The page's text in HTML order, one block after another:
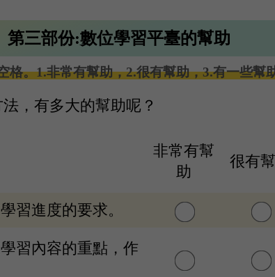
第三部份:數位學習平臺的幫助
格。1.非常有幫助，2.很有幫助，3.有一些幫
，有多大的幫助呢？
非常有幫
助
很有
習進度的要求。
習內容的重點，作